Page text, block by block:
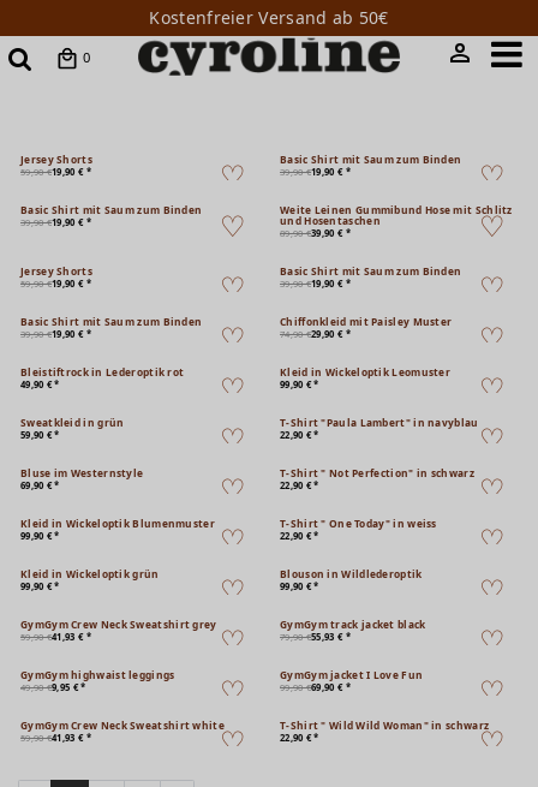
Kostenfreier Versand ab 50€
0
Jersey Shorts
59,90 €19,90 € *
Basic Shirt mit Saum zum Binden
39,90 €19,90 € *
Basic Shirt mit Saum zum Binden
39,90 €19,90 € *
Weite Leinen Gummibund Hose mit Schlitz
und Hosentaschen
89,90 €39,90 € *
Jersey Shorts
59,90 €19,90 € *
Basic Shirt mit Saum zum Binden
39,90 €19,90 € *
Basic Shirt mit Saum zum Binden
39,90 €19,90 € *
Chiffonkleid mit Paisley Muster
74,90 €29,90 € *
Bleistiftrock in Lederoptik rot
49,90 € *
Kleid in Wickeloptik Leomuster
99,90 € *
Sweatkleid in grün
59,90 € *
T-Shirt "Paula Lambert" in navyblau
22,90 € *
Bluse im Westernstyle
69,90 € *
T-Shirt " Not Perfection" in schwarz
22,90 € *
Kleid in Wickeloptik Blumenmuster
99,90 € *
T-Shirt " One Today" in weiss
22,90 € *
Kleid in Wickeloptik grün
99,90 € *
Blouson in Wildlederoptik
99,90 € *
GymGym Crew Neck Sweatshirt grey
59,90 €41,93 € *
GymGym track jacket black
79,90 €55,93 € *
GymGym highwaist leggings
49,90 €9,95 € *
GymGym jacket I Love Fun
99,90 €69,90 € *
GymGym Crew Neck Sweatshirt white
59,90 €41,93 € *
T-Shirt " Wild Wild Woman" in schwarz
22,90 € *